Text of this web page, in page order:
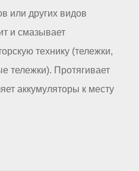
или других видов
и смазывает
технику (тележки,
тележки). Протягивает
аккумуляторы к месту